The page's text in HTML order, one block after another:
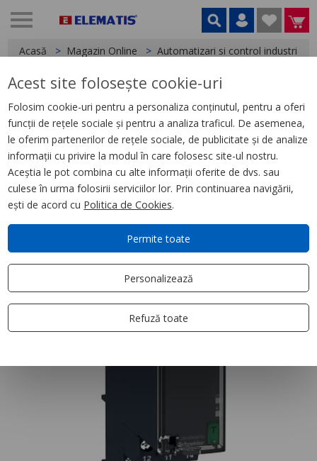
Acasă Magazin Online Automatizari si control industrial
< Relee
Zelio Control RM22 - releu pt
controlul fazei - 2OF - 208 la
480Vac
Acest site folosește cookie-uri
Folosim cookie-uri pentru a personaliza conținutul, pentru a oferi
funcții de rețele sociale și pentru a analiza traficul. De asemenea,
le oferim partenerilor de rețele sociale, de publicitate și de analize
informații cu privire la modul în care folosesc site-ul nostru.
Aceștia le pot combina cu alte informații oferite de dvs. sau
culese în urma folosirii serviciilor lor. Prin continuarea navigării,
ești de acord cu Politica de Cookies.
Permite toate
Personalizează
Refuză toate